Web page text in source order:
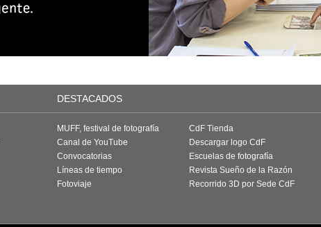
DESTACADOS
MUFF, festival de fotografía
Canal de YouTube
Convocatorias
Líneas de tiempo
Fotoviaje
CdF Tienda
Descargar logo CdF
Escuelas de fotografía
Revista Sueño de la Razón
Recorrido 3D por Sede CdF